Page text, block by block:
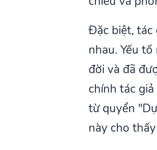
Đặc biệt, tác
nhau. Yếu
đời và đã
chính tác
từ quyển
này cho